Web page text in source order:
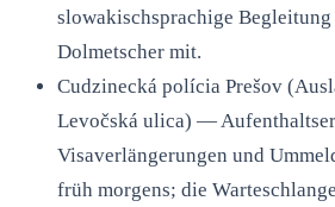
slowakischsprachige Begleitung
Dolmetscher mit.
Cudzinecká polícia Prešov
Levočská ulica) —
Visaverlängerungen und
früh morgens; die